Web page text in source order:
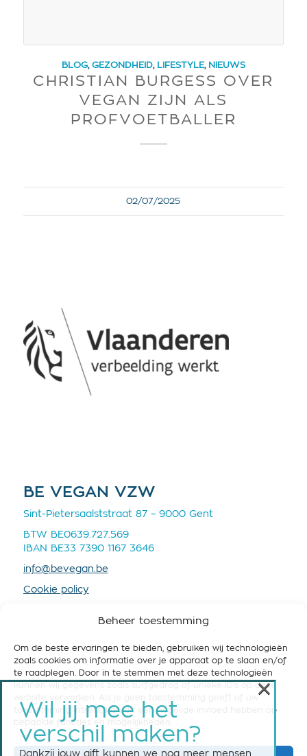
Beheer toestemming
Om de beste ervaringen te bieden, gebruiken wij technologieën
zoals cookies om informatie over je apparaat op te slaan en/of
te raadplegen. Door in te stemmen met deze technologieën
kunnen wij gegevens zoals surfgedrag of unieke ID's op deze
toestemming intrekt, kan dit een nadelige invloed hebben op
bepaalde functies en mogelijkheden.
BLOG, GEZONDHEID, LIFESTYLE, NIEUWS
CHRISTIAN BURGESS OVER
VEGAN ZIJN ALS
PROFVOETBALLER
02/07/2025
BE VEGAN VZW
Sint-Pietersaalststraat 87 – 9000 Gent
BTW BE0639.727.569
IBAN BE33 7390 1167 3646
info@bevegan.be
Cookie policy
STEUN BE VEGAN
Help ons om België vegan-friendly te maken! Steun
ons nu met een maandelijkse of eenmalige gift.
Wil jij mee het
verschil maken?
Dankzij jouw gift kunnen we nog meer mensen
×